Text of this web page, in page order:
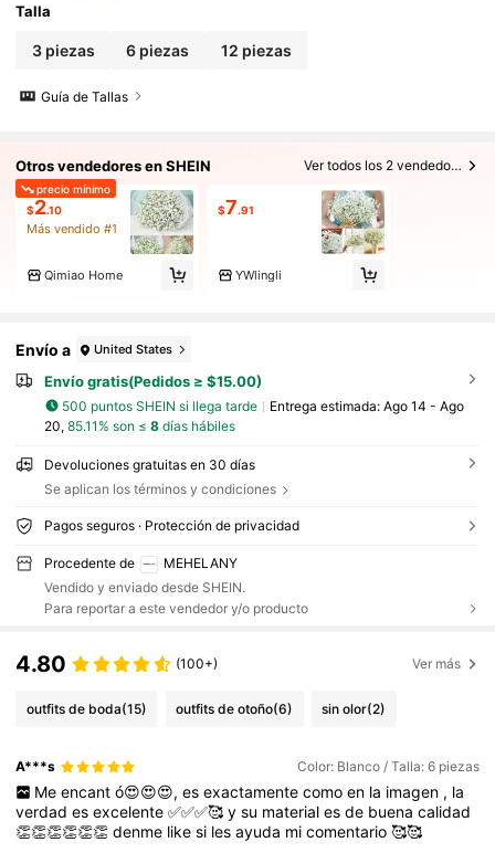
Talla
3 piezas 6 piezas 12 piezas
Guía de Tallas
Otros vendedores en SHEIN Ver todos los 2 vendedores
precio mínimo
$2.10
Más vendido #1
Qimiao Home
$7.91
YWlingli
Envío a United States
Envío gratis(Pedidos ≥ $15.00)
500 puntos SHEIN si llega tarde Entrega estimada: Ago 14 - Ago
20, 85.11% son ≤ 8días hábiles
Devoluciones gratuitas en 30 días
Se aplican los términos y condiciones
Pagos seguros · Protección de privacidad
Procedente de
MEHELANY
Vendido y enviado desde SHEIN.
Para reportar a este vendedor y/o producto
4.80 (100+) Ver más
outfits de boda(15) outfits de otoño(6) sin olor(2)
A***s Color: Blanco / Talla: 6 piezas
Me encant ó😍😍😍, es exactamente como en la imagen , la
verdadesexcelente✅✅✅🥰ysu materialesde buenacalidad
👏👏👏👏👏👏denme likesi lesayuda micomentario🥰🥰